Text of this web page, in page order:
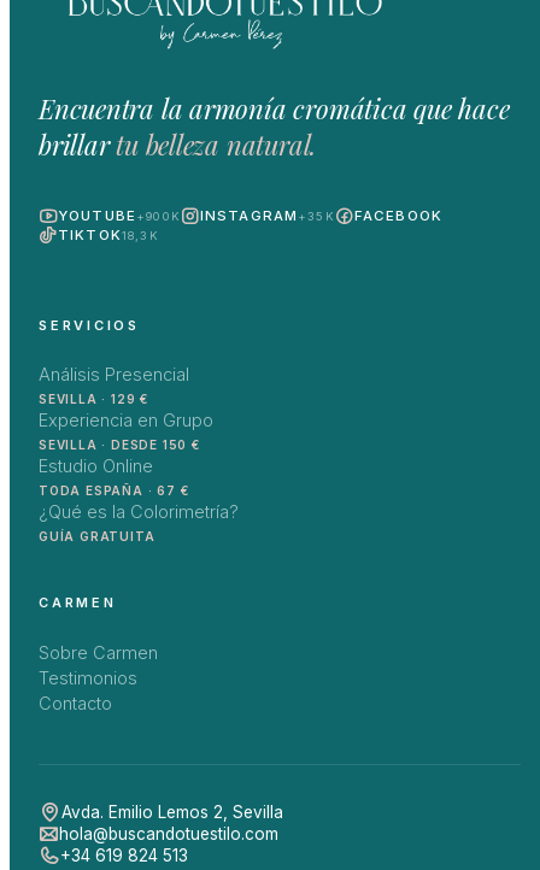
Encuentra la armonía cromática que hace
brillartu belleza natural.
YOUTUBE +900K INSTAGRAM +35K
FACEBOOK
TIKTOK18,3K
SERVICIOS
Análisis Presencial
SEVILLA · 129 €
Experiencia en Grupo
SEVILLA · DESDE 150 €
Estudio Online
TODA ESPAÑA · 67 €
¿Qué es la Colorimetría?
GUÍA GRATUITA
CARMEN
Sobre Carmen
Testimonios
Contacto
Avda. Emilio Lemos 2 Sevilla
hola@buscandotuestilo.com
+34 619 824 513